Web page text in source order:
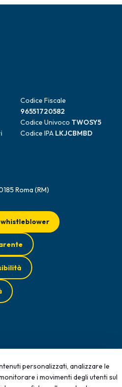
Codice Fiscale
96551720582
Codice Univoco TWOSY5
Codice IPA LKJCBMBD
Roma (RM)
personalizzati, analizzare le
i movimenti degli utenti sul